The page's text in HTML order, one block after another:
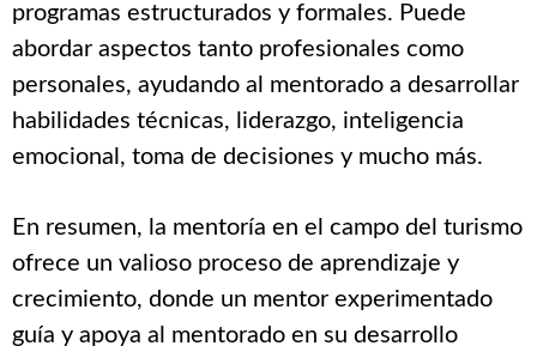
programas estructurados y formales. Puede
abordar aspectos tanto profesionales como
personales, ayudando al mentorado a desarrollar
habilidades técnicas, liderazgo, inteligencia
emocional, toma de decisiones y mucho más.
En resumen, la mentoría en el campo del turismo
ofrece un valioso proceso de aprendizaje y
crecimiento, donde un mentor experimentado
guía y apoya al mentorado en su desarrollo